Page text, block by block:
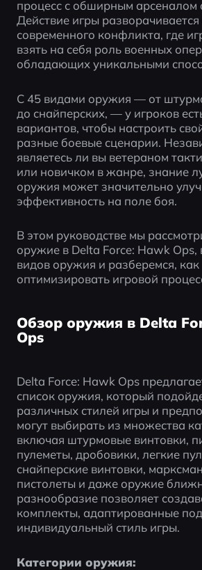
процесс с обширным арсеналом
Действие игры разворачивается
современного конфликта, где
взять на себя роль военных
обладающих уникальными
С 45 видами оружия — от
до снайперских, — у игроков
вариантов, чтобы настроить
разные боевые сценарии.
являетесь ли вы ветераном
или новичком в жанре, знание
оружия может значительно
эффективность на поле боя.
В этом руководстве мы
оружие в Delta Force: Hawk
видов оружия и разберемся, как
оптимизировать игровой
Обзор оружия в Delta
Ops
Delta Force: Hawk Ops
список оружия, который
различных стилей игры и
могут выбирать из множества
включая штурмовые винтовки,
пулеметы, дробовики, легкие
снайперские винтовки,
пистолеты и даже оружие
разнообразие позволяет
комплекты, адаптированные под
индивидуальный стиль игры.
Категории оружия: